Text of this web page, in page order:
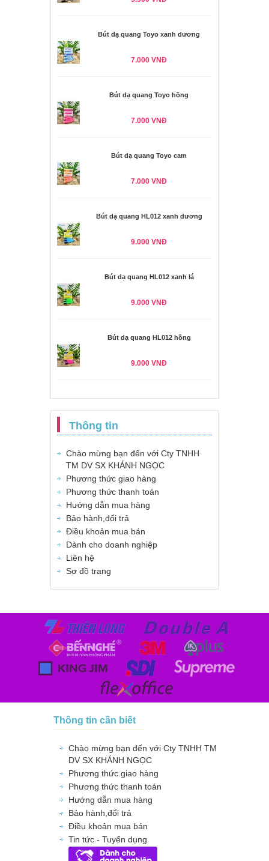
Bút dạ quang Toyo xanh dương
7.000 VNĐ
Bút dạ quang Toyo hồng
7.000 VNĐ
Bút dạ quang Toyo cam
7.000 VNĐ
Bút dạ quang HL012 xanh dương
9.000 VNĐ
Bút dạ quang HL012 xanh lá
9.000 VNĐ
Bút dạ quang HL012 hồng
9.000 VNĐ
Thông tin
Chào mừng bạn đến với Cty TNHH
TM DV SX KHÁNH NGỌC
Phương thức giao hàng
Phương thức thanh toán
Hướng dẫn mua hàng
Bảo hành,đổi trả
Điều khoản mua bán
Dành cho doanh nghiệp
Liên hệ
Sơ đồ trang
Thông tin cần biết
Chào mừng bạn đến với Cty TNHH TM
DV SX KHÁNH NGỌC
Phương thức giao hàng
Phương thức thanh toán
Hướng dẫn mua hàng
Bảo hành,đổi trả
Điều khoản mua bán
Tin tức - Tuyển dụng